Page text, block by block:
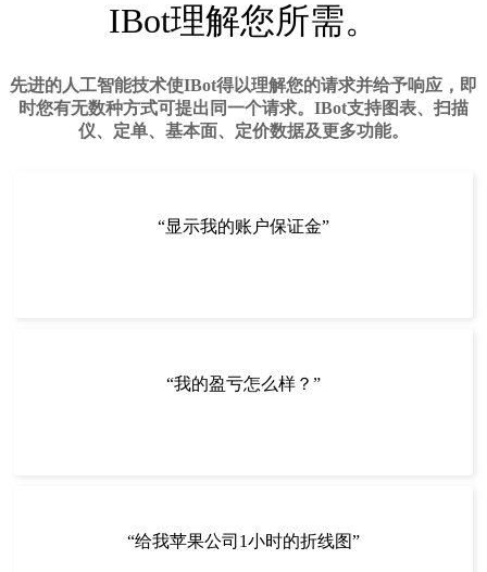
IBot理解您所需。
先进的人工智能技术使IBot得以理解您的请求并给予响应，即
时您有无数种方式可提出同一个请求。IBot支持图表、扫描
仪、定单、基本面、定价数据及更多功能。
“显示我的账户保证金”
“我的盈亏怎么样？”
“给我苹果公司1小时的折线图”